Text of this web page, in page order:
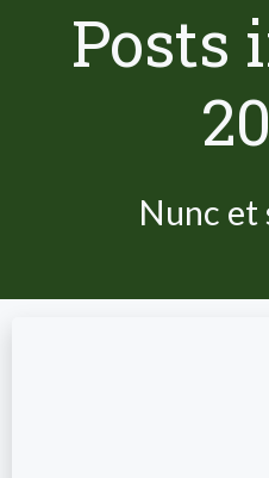
Posts
Nunc et